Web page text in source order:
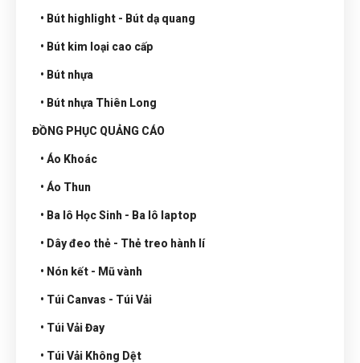
• Bút highlight - Bút dạ quang
• Bút kim loại cao cấp
• Bút nhựa
• Bút nhựa Thiên Long
ĐỒNG PHỤC QUẢNG CÁO
• Áo Khoác
• Áo Thun
• Ba lô Học Sinh - Ba lô laptop
• Dây đeo thẻ - Thẻ treo hành lí
• Nón kết - Mũ vành
• Túi Canvas - Túi Vải
• Túi Vải Đay
• Túi Vải Không Dệt